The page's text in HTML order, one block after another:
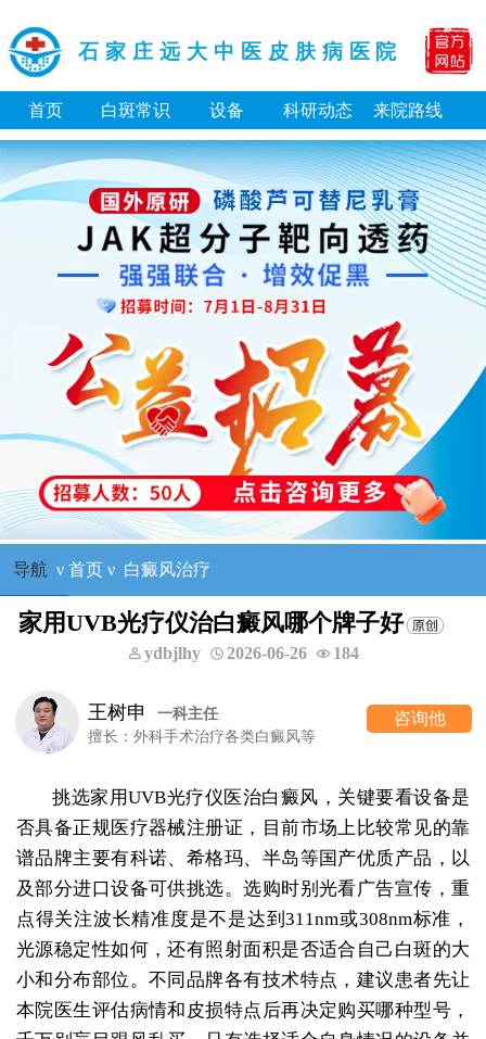
石家庄远大中医皮肤病医院
首页 白斑常识 设备 科研动态 来院路线
导航 ν 首页ν 白癜风治疗
家用UVB光疗仪治白癜风哪个牌子好
ydbjlhy 2026-06-26 184
王树申
一科主任
擅长：外科手术治疗各类白癜风等
咨询他
挑选家用UVB光疗仪医治白癜风，关键要看设备是
否具备正规医疗器械注册证，目前市场上比较常见的靠
谱品牌主要有科诺、希格玛、半岛等国产优质产品，以
及部分进口设备可供挑选。选购时别光看广告宣传，重
点得关注波长精准度是不是达到311nm或308nm标准，
光源稳定性如何，还有照射面积是否适合自己白斑的大
小和分布部位。不同品牌各有技术特点，建议患者先让
本院医生评估病情和皮损特点后再决定购买哪种型号，